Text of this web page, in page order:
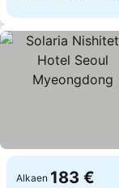
Alkaen 183 €